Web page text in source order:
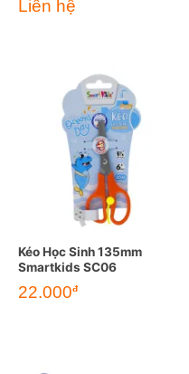
Liên hệ
Kéo Học Sinh 135mm
Smartkids SC06
22.000đ